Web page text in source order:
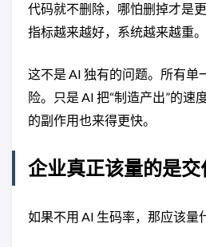
代码就不删除，哪怕删掉才是
指标越来越好，系统越来越重。
这不是 AI 独有的问题。所有单
险。只是 AI 把“制造产出”的速
的副作用也来得更快。
企业真正该量的是交
如果不用 AI 生码率，那应该量